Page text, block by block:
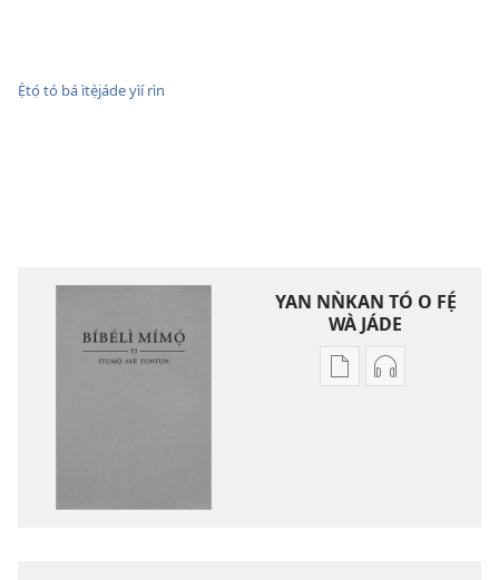
Ẹ̀tọ́ tó bá ìtẹ̀jáde yìí rìn
YAN NǸKAN TÓ O FẸ́
WÀ JÁDE
Bó
Bó